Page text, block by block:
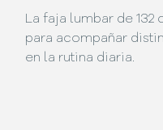
La faja lumbar de
para acompañar
en la rutina diaria.